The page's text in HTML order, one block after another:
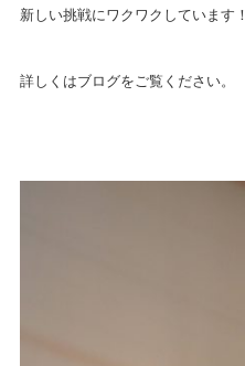
新しい挑戦にワクワクしています！
詳しくはブログをご覧ください。